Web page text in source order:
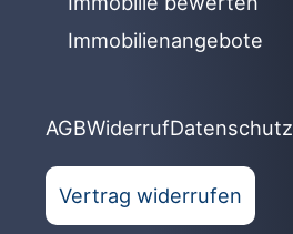
Immobilienangebote
AGBWiderrufDatenschutz
Vertrag widerrufen